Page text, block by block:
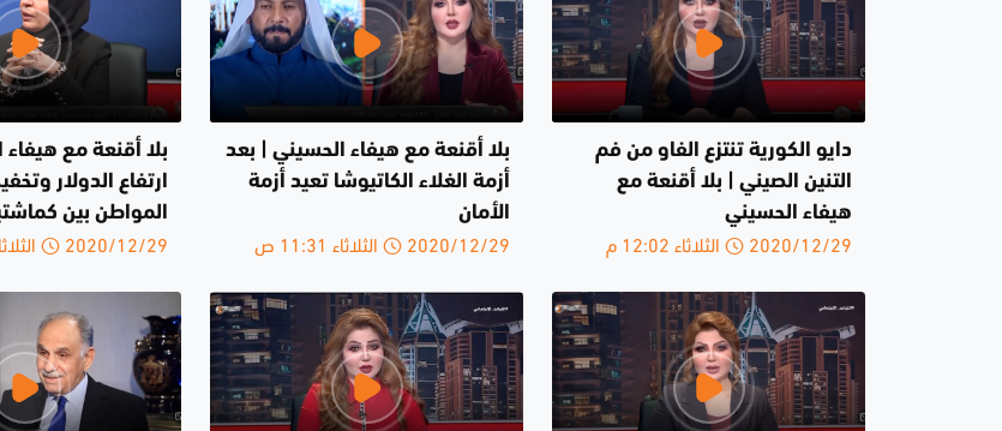
دايو الكورية تنتزع الفاو من فم
التنين الصيني | بلا أقنعة مع
هيفاء الحسيني
2020/12/29 الثلاثاء 12:02 م
بلا أقنعة مع هيفاء الحسيني | بعد
أزمة الغلاء الكاتيوشا تعيد أزمة
الأمان
2020/12/29 الثلاثاء 11:31 ص
بلا أقنعة مع هيفاء
ارتفاع الدولار
المواطن بين
2020/12/29 الثلاثاء 11:27 ص